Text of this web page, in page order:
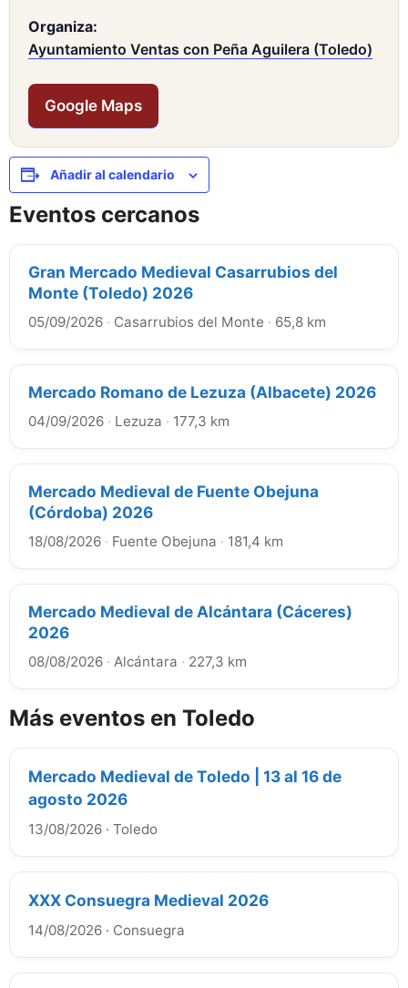
Organiza:
Ayuntamiento Ventas con Peña Aguilera (Toledo)
Google Maps
Añadir al calendario
Eventos cercanos
Gran Mercado Medieval Casarrubios del
Monte (Toledo) 2026
05/09/2026 · Casarrubios del Monte · 65,8 km
Mercado Romano de Lezuza (Albacete) 2026
04/09/2026 · Lezuza · 177,3 km
Mercado Medieval de Fuente Obejuna
(Córdoba) 2026
18/08/2026 · Fuente Obejuna · 181,4 km
Mercado Medieval de Alcántara (Cáceres)
2026
08/08/2026 · Alcántara · 227,3 km
Más eventos en Toledo
Mercado Medieval de Toledo | 13 al 16 de
agosto 2026
13/08/2026 · Toledo
XXX Consuegra Medieval 2026
14/08/2026 · Consuegra